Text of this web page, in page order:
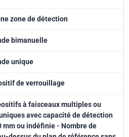
TS 61496-4-3);
à la pression (voir l’ISO 13856-1);
de verrouillage (voir l’ISO 14120).
pas:
exemple, organes de commande
portatif) qui, sans l'aide d'outils,
plus près de la zone dangereuse
zone de détection
bimanuelle
unique
de verrouillage
à faisceaux multiples ou
avec capacité de détection
ou indéfinie - Nombre de